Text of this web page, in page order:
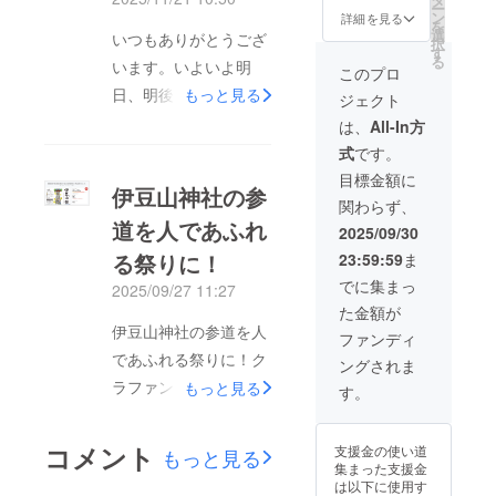
いつもありがとうござ
います。いよいよ明
日、明後日熱海市伊豆
123MUSIC野外ステー
ジ、11/23は13時半よ
り伊豆山神社にて開催
します。ミュージカル
山神社の歴史と魅力で
す。とても素敵な内容
となっておりますので
覧頂きたいです。
もっと見る
伊豆山神社の参
道を人であふれ
る祭りに！
2025/09/27 11:27
伊豆山神社の参道を人
であふれる祭りに！ク
ラファン「伊豆山祭」
在83％まで到達しまし
た！ここまで皆さんと
もっと見る
コメント もっと見る
ニング
用の専
教材を
提供。
◆リ
ターン
の有効
期限は
2026年
12月末
までと
なりま
す。
ポー
ト。オ
ル曲の
制作か
ら、リ
リース
戦略ま
での全
プロセ
スをカ
バーし
ます。
◆ボー
カルト
レーニ
ング: デ
ビュー
に向け
ての
ボーカ
ング ◆
フェッ
ショナ
ルなレ
詳細を見る ー
ン
を
選
択
す
る
このプロ
ジェクト
は、 All-In方
式です。
目標金額に
関わらず、
2025/09/30
23:59:59ま
でに集まっ
た金額が
ファンディ
ングされま
す。
支援金の使い道
集まった支援金
は以下に使用す